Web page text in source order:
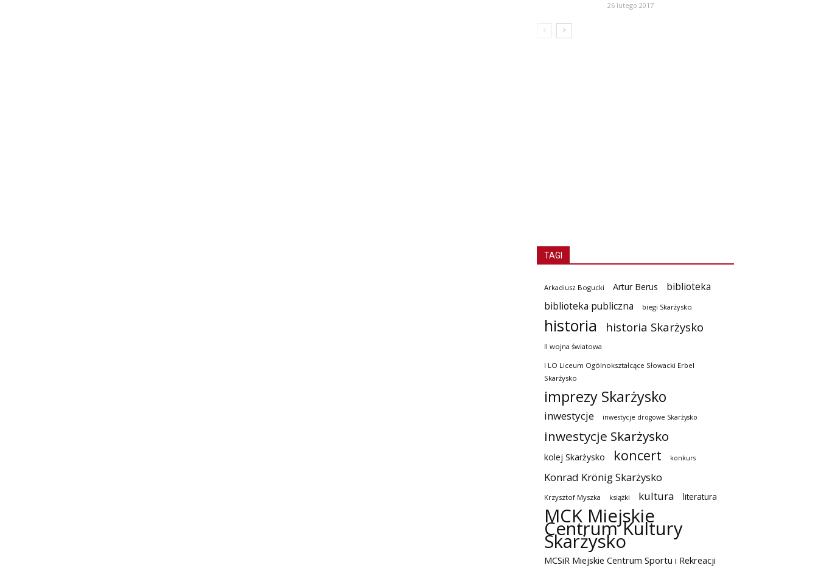
26 lutego 2017
TAGI
Arkadiusz Bogucki Artur Berus
biblioteka
biblioteka publiczna
biegi Skarżysko
historia historia Skarżysko
II wojna światowa
I LO Liceum Ogólnokształcące Słowacki Erbel
Skarżysko
imprezy Skarżysko
inwestycje inwestycje drogowe Skarżysko
inwestycje Skarżysko
kolej Skarżysko koncert konkurs
Konrad Krönig Skarżysko
Krzysztof Myszka książki kultura literatura
MCK Miejskie
Centrum Kultury
Skarżysko
MCSiR Miejskie Centrum Sportu i Rekreacji